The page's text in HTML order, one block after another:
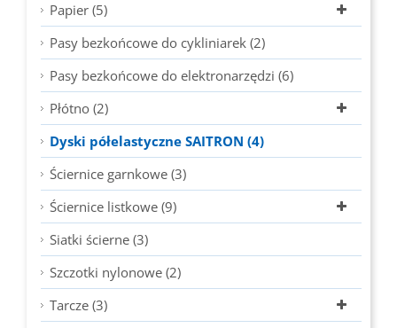
Papier (5)
Pasy bezkońcowe do cykliniarek (2)
Pasy bezkońcowe do elektronarzędzi (6)
Płótno (2)
Dyski półelastyczne SAITRON (4)
Ściernice garnkowe (3)
Ściernice listkowe (9)
Siatki ścierne (3)
Szczotki nylonowe (2)
Tarcze (3)